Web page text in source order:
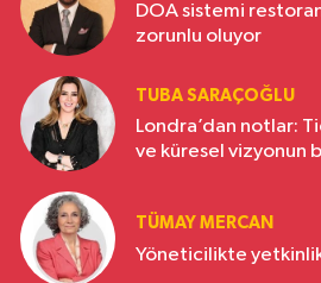
DOA sistemi
zorunlu oluyor
TUBA SARAÇOĞLU
Londra’dan notlar:
ve küresel vizyonun
TÜMAY MERCAN
Yöneticilikte